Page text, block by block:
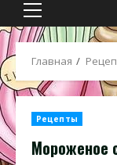
Основное
меню
Главная
Рецепты
Мороженое